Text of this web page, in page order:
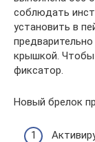
соблюдать
установить в
крышкой. Чтобы
фиксатор.
Новый брелок